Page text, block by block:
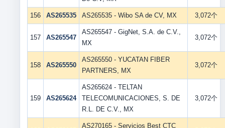
156 AS265535 AS265535 - Wibo SA de CV, MX 3,072个
157 AS265547
AS265547 - GigNet, S.A. de C.V.,
MX
3,072个
158 AS265550
AS265550 - YUCATAN FIBER
PARTNERS, MX
3,072个
159 AS265624
AS265624 - TELTAN
TELECOMUNICACIONES, S. DE
R.L. DE C.V., MX
3,072个
AS270165 - Servicios Best CTC